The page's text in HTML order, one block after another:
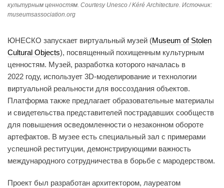
культурным ценностям. Courtesy Unesco / Kéré Architecture. Источник:
museumsassociation.org
ЮНЕСКО запускает виртуальный музей (Museum of Stolen
Cultural Objects), посвященный похищенным культурным
ценностям. Музей, разработка которого началась в
2022 году, использует 3D-моделирование и технологии
виртуальной реальности для воссоздания объектов.
Платформа также предлагает образовательные материалы
и свидетельства представителей пострадавших сообществ
для повышения осведомленности о незаконном обороте
артефактов. В музее есть специальный зал с примерами
успешной реституции, демонстрирующими важность
международного сотрудничества в борьбе с мародерством.
Проект был разработан архитектором, лауреатом